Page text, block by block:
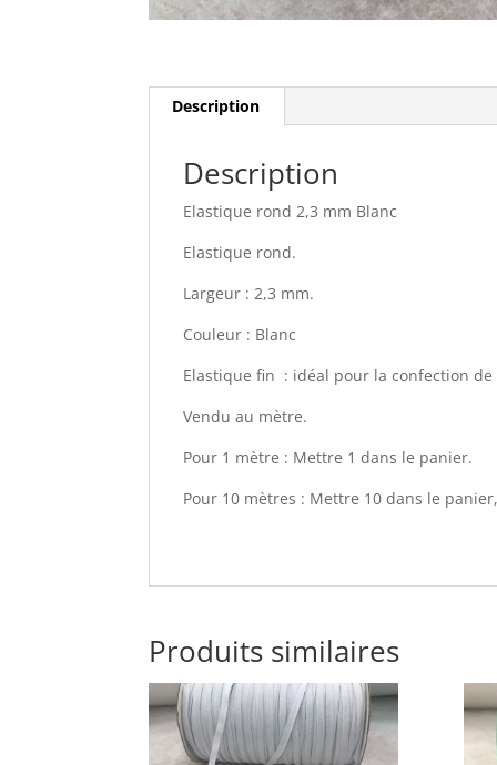
Description
Description
Elastique rond 2,3 mm Blanc
Elastique rond.
Largeur : 2,3 mm.
Couleur : Blanc
Elastique fin : idéal pour la confection
Vendu au mètre.
Pour 1 mètre : Mettre 1 dans le panier.
Pour 10 mètres : Mettre 10 dans le
Produits similaires